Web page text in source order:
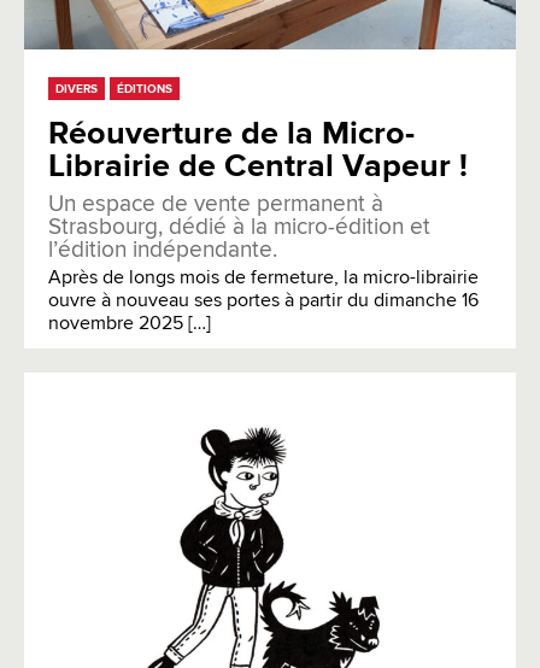
DIVERS ÉDITIONS
Réouverture de la Micro-
Librairie de Central Vapeur !
Un espace de vente permanent à
Strasbourg, dédié à la micro-édition et
l’édition indépendante.
Après de longs mois de fermeture, la micro-librairie
ouvre à nouveau ses portes à partir du dimanche 16
novembre 2025 […]